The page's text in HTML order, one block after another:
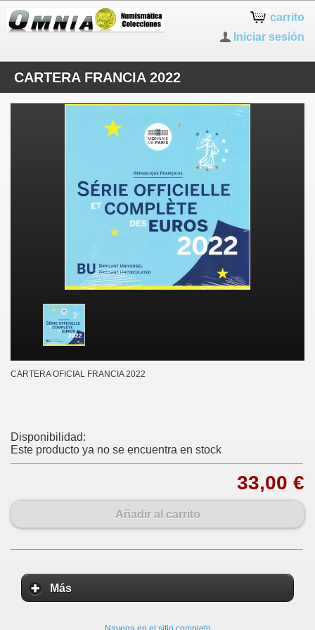
carrito
Iniciar sesión
CARTERA FRANCIA 2022
CARTERA OFICIAL FRANCIA 2022
Disponibilidad:
Este producto ya no se encuentra en stock
33,00 €
Añadir al carrito
Más